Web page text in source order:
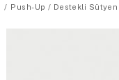
Push-Up / Destekli Sütyen